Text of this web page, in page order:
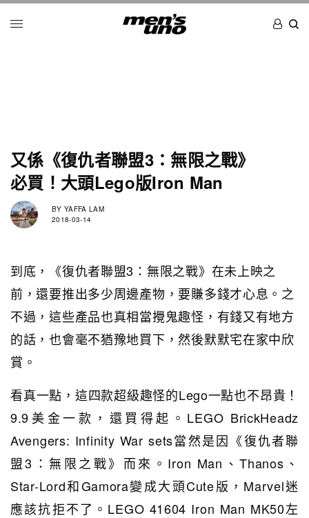
又係《復仇者聯盟3：無限之戰》
必買！大頭Lego版Iron Man
BY YAFFA LAM
2018-03-14
到底，《復仇者聯盟3：無限之戰》在未上映之
前，還要推出多少周邊產物，要賺多錢才心息。之
不過，這些產品也真相當攪鬼趣怪，有錢又有地方
的話，也會毫不猶豫地買下，然後默默宅在家中欣
賞。
看真一點，這四款超級趣怪的Lego一點也不昂貴！
9.9美金一款，還買得起。LEGO BrickHeadz
Avengers: Infinity War sets當然是因《復仇者聯
盟3：無限之戰》而來。Iron Man、Thanos、
Star-Lord和Gamora變成大頭Cute版，Marvel迷
應該抗拒不了。LEGO 41604 Iron Man MK50左